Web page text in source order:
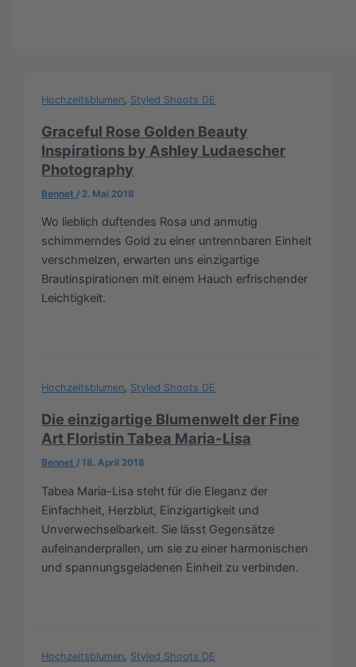
Hochzeitsblumen, Styled Shoots DE
Graceful Rose Golden Beauty
Inspirations by Ashley Ludaescher
Photography
Bennet/ 2. Mai 2018
Wo lieblich duftendes Rosa und anmutig
schimmerndes Gold zu einer untrennbaren Einheit
verschmelzen, erwarten uns einzigartige
Brautinspirationen mit einem Hauch erfrischender
Leichtigkeit.
Hochzeitsblumen, Styled Shoots DE
Die einzigartige Blumenwelt der Fine
Art Floristin Tabea Maria-Lisa
Bennet/18. April 2018
Tabea Maria-Lisa steht für die Eleganz der
Einfachheit, Herzblut, Einzigartigkeit und
Unverwechselbarkeit. Sie lässt Gegensätze
aufeinanderprallen, um sie zu einer harmonischen
und spannungsgeladenen Einheit zu verbinden.
Hochzeitsblumen, Styled Shoots DE